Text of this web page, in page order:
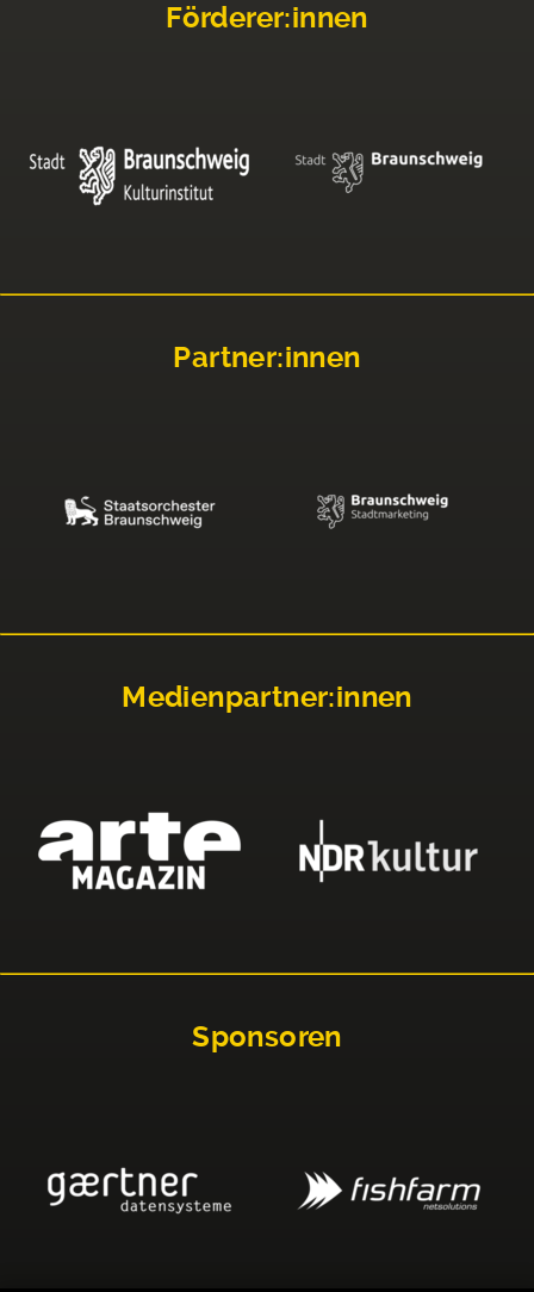
Förderer:innen
Partner:innen
Medienpartner:innen
Sponsoren